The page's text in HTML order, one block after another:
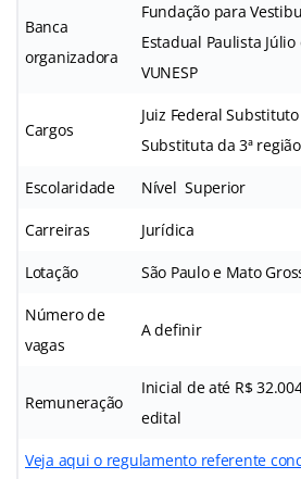
Banca
organizadora
Fundação para
Estadual Paulista
VUNESP
Cargos
Juiz Federal
Substituta da 3ª região
Escolaridade Nível Superior
Carreiras Jurídica
Lotação São Paulo e Mato
Número de
vagas
A definir
Remuneração
Inicial de até R$
edital
Veja aqui o regulamento referente